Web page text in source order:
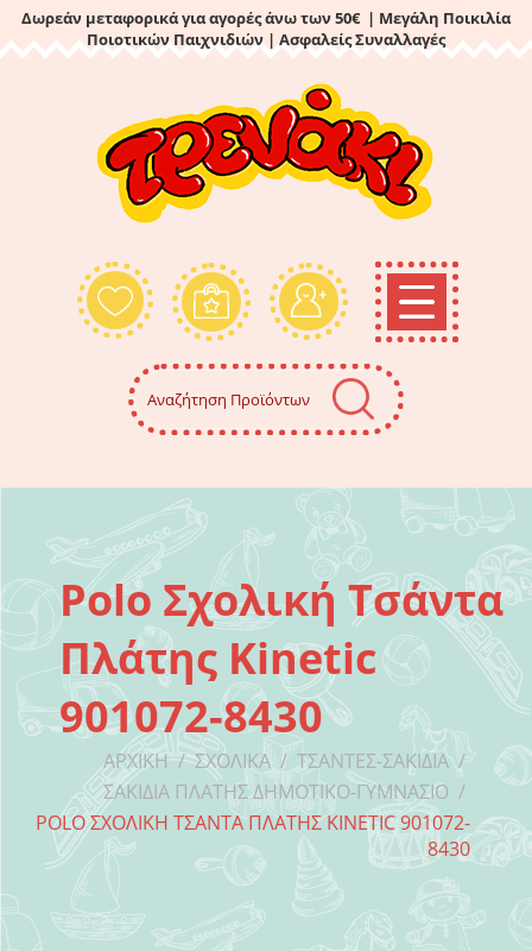
Δωρεάν μεταφορικά για αγορές άνω των 50€ | Μεγάλη Ποικιλία
Ποιοτικών Παιχνιδιών | Ασφαλείς Συναλλαγές
Polo Σχολική Τσάντα
Πλάτης Kinetic
901072-8430
ΑΡΧΙΚΉ / ΣΧΟΛΙΚΆ / ΤΣΆΝΤΕΣ-ΣΑΚΊΔΙΑ /
ΣΑΚΊΔΙΑ ΠΛΆΤΗΣ ΔΗΜΟΤΙΚΌ-ΓΥΜΝΆΣΙΟ /
POLO ΣΧΟΛΙΚΉ ΤΣΆΝΤΑ ΠΛΆΤΗΣ KINETIC 901072-
8430